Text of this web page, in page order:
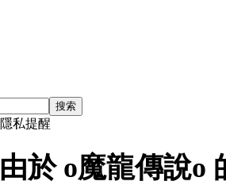
搜索
隱私提醒
由於 o魔龍傳說o